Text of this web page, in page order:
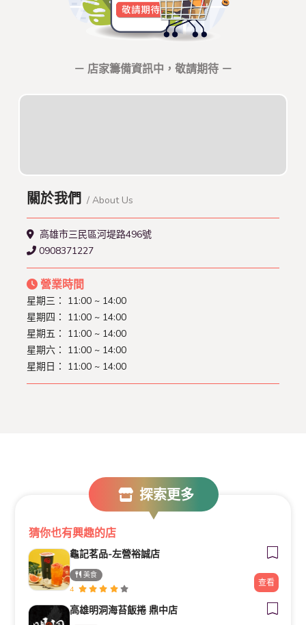
－ 店家籌備資訊中，敬請期待 －
關於我們 / About Us
高雄市三民區河堤路496號
0908371227
營業時間
星期三： 11:00 ~ 14:00
星期四： 11:00 ~ 14:00
星期五： 11:00 ~ 14:00
星期六： 11:00 ~ 14:00
星期日： 11:00 ~ 14:00
探索更多
猜你也有興趣的店
龜記茗品-左營裕誠店
美食
4
查看
高雄明洞海苔飯捲 鼎中店